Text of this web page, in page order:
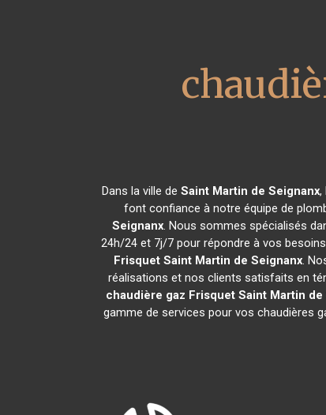
Dans la ville de Saint Martin de Seignanx,
font confiance à notre équipe de
Seignanx. Nous sommes spécialisés
24h/24 et 7j/7 pour répondre à vos
Frisquet Saint Martin de Seignanx.
réalisations et nos clients satisfaits en
chaudière gaz Frisquet Saint Martin de
gamme de services pour vos chaudières